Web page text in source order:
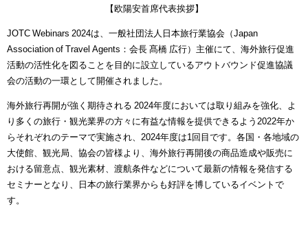
【欧陽安首席代表挨拶】
JOTC Webinars 2024は、一般社団法人日本旅行業協会（Japan
Association of Travel Agents：会長 髙橋 広行）主催にて、海外旅行促進
活動の活性化を図ることを目的に設立しているアウトバウンド促進協議
会の活動の一環として開催されました。
海外旅行再開が強く期待される 2024年度においては取り組みを強化、よ
り多くの旅行・観光業界の方々に有益な情報を提供できるよう2022年か
らそれぞれのテーマで実施され、2024年度は1回目です。各国・各地域の
大使館、観光局、協会の皆様より、海外旅行再開後の商品造成や販売に
おける留意点、観光素材、渡航条件などについて最新の情報を発信する
セミナーとなり、日本の旅行業界からも好評を博しているイベントで
す。